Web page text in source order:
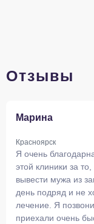
Отзывы
Марина
Красноярск
Я очень
этой клиники за
вывести мужа из
день подряд и не
лечение. Я
приехали очень